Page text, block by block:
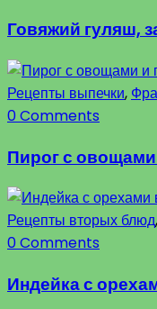
Говяжий гуляш,
Рецепты выпечки,
0 Comments
Пирог с
Рецепты вторых блюд,
0 Comments
Индейка с